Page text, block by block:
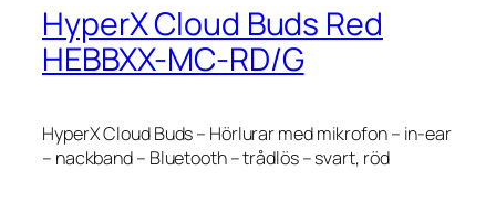
HyperX Cloud Buds Red
HEBBXX-MC-RD/G
HyperX Cloud Buds – Hörlurar med mikrofon – in-ear
– nackband – Bluetooth – trådlös – svart, röd